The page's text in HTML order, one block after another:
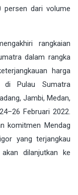
persen dari volume
rangkaian
dalam rangka
harga
di Pulau Sumatra
Jambi, Medan,
Februari 2022.
komitmen Mendag
yang terjangkau
dilanjutkan ke